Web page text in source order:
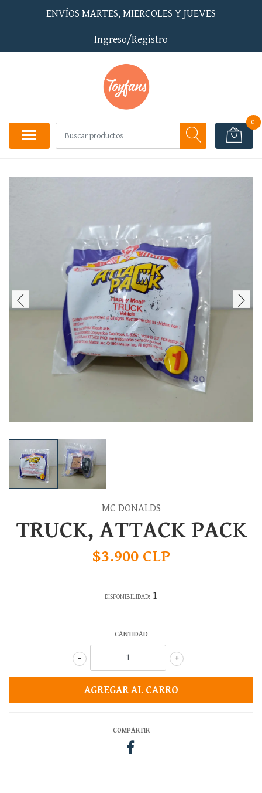
ENVÍOS MARTES, MIERCOLES Y JUEVES
Ingreso/Registro
0
MC DONALDS
TRUCK, ATTACK PACK
$3.900 CLP
DISPONIBILIDAD: 1
CANTIDAD
+
-
COMPARTIR